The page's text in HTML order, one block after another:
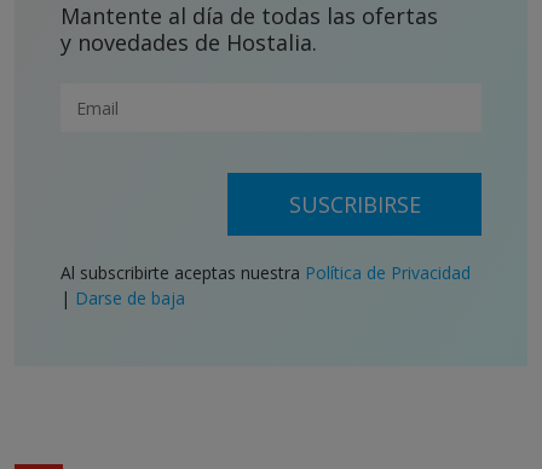
Mantente al día de todas las ofertas
y novedades de Hostalia.
SUSCRIBIRSE
Al subscribirte aceptas nuestra Política de Privacidad
| Darse de baja